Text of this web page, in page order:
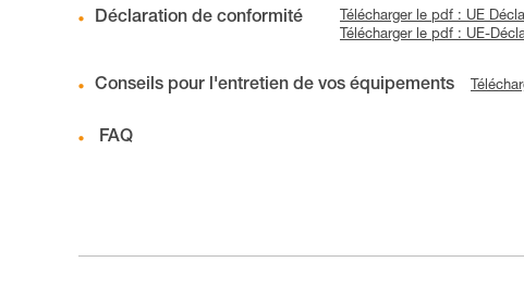
Déclaration de conformité
Télécharger le pdf : UE
Télécharger le pdf : UE-
Conseils pour l'entretien de vos équipements
FAQ